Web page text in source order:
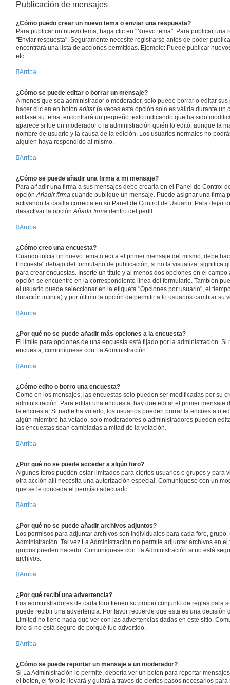
Publicación de mensajes
¿Cómo puedo crear un nuevo tema o enviar una respuesta?
Para publicar un nuevo tema, haga clic en "Nuevo tema". Para publicar una
"Enviar respuesta". Seguramente necesite registrarse antes de poder
encontrará una lista de acciones permitidas. Ejemplo: Puede publicar
etc.
Arriba
¿Cómo se puede editar o borrar un mensaje?
A menos que sea administrador o moderador, solo puede borrar o editar
hacer clic en en botón editar(a veces esta opción solo es válida durante un
editase su tema, encontrará un pequeño texto indicando que ha sido
aparece si fue un moderador o la administración quién lo editó, aunque la
nombre de usuario y la causa de la edición. Los usuarios normales no
alguien haya respondido al mismo.
Arriba
¿Cómo se puede añadir una firma a mi mensaje?
Para añadir una firma a sus mensajes debe crearla en el Panel de Control
opción Añadir firma cuando publique un mensaje. Puede asignar una firma
activando la casilla correcta en su Panel de Control de Usuario. Para dejar
desactivar la opción Añadir firma dentro del perfil.
Arriba
¿Cómo creo una encuesta?
Cuando inicia un nuevo tema o edita el primer mensaje del mismo, debe
Encuesta" debajo del formulario de publicación; si no la visualiza, significa
para crear encuestas. Inserte un título y al menos dos opciones en el
opción se encuentre en la correspondiente línea del formulario. También
el usuario puede seleccionar en la etiqueta "Opciones por usuario", el
duración infinita) y por último la opción de permitir a lo usuarios cambiar su
Arriba
¿Por qué no se puede añadir más opciones a la encuesta?
El límite para opciones de una encuesta está fijado por la administración.
encuesta, comuníquese con La Administración.
Arriba
¿Cómo edito o borro una encuesta?
Como en los mensajes, las encuestas solo pueden ser modificadas por su
administración. Para editar una encuesta, hay que editar el primer mensaje
la encuesta. Si nadie ha votado, los usuarios pueden borrar la encuesta o
algún miembro ha votado, solo moderadores o administradores pueden
las encuestas sean cambiadas a mitad de la votación.
Arriba
¿Por qué no se puede acceder a algún foro?
Algunos foros pueden estar limitados para ciertos usuarios o grupos y para
otra acción allí necesita una autorización especial. Comuníquese con un
que se le conceda el permiso adecuado.
Arriba
¿Por qué no se puede añadir archivos adjuntos?
Los permisos para adjuntar archivos son individuales para cada foro,
Administración. Tal vez La Administración no permite adjuntar archivos en
grupos pueden hacerlo. Comuníquese con La Administración si no está
archivos.
Arriba
¿Por qué recibí una advertencia?
Los administradores de cada foro tienen su propio conjunto de reglas para
puede recibir una advertencia. Por favor recuerde que esta es una decisión
Limited no tiene nada que ver con las advertencias dadas en este sitio.
foro si no está seguro de porqué fue advertido.
Arriba
¿Cómo se puede reportar un mensaje a un moderador?
Si La Administración lo permite, debería ver un botón para reportar
el botón, el foro le llevará y guiará a través de ciertos pasos necesarios